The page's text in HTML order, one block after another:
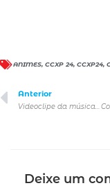
ANIMES, CCXP 24, CCXP24,
Anterior
Deixe um